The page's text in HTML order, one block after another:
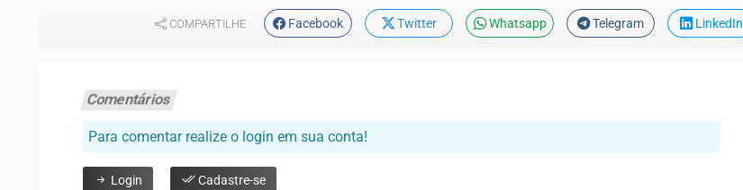
COMPARTILHE Facebook Twitter Whatsapp Telegram LinkedIn
Comentários
Para comentar realize o login em sua conta!
Login Cadastre-se